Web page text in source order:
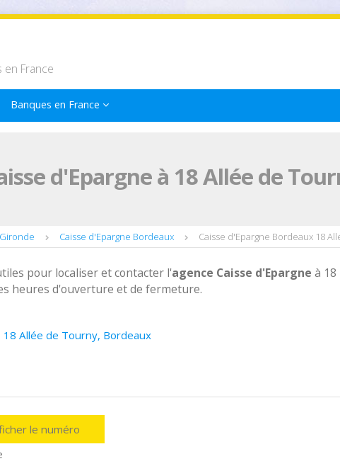
France
Banques en France
d'Epargne à 18 Allée de
Caisse d'Epargne Bordeaux Caisse d'Epargne Bordeaux 18
pour localiser et contacter l'agence Caisse d'Epargne à 18
heures d'ouverture et de fermeture.
Allée de Tourny, Bordeaux
le numéro